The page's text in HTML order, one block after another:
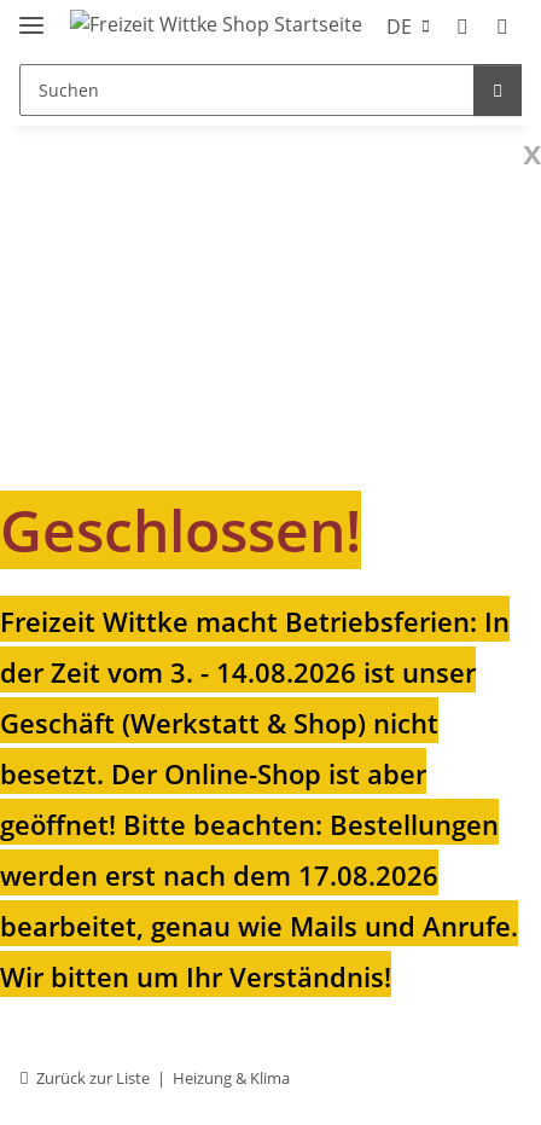
DE
x
Geschlossen!
Freizeit Wittke macht Betriebsferien: In
der Zeit vom 3. - 14.08.2026 ist unser
Geschäft (Werkstatt & Shop) nicht
besetzt. Der Online-Shop ist aber
geöffnet! Bitte beachten: Bestellungen
werden erst nach dem 17.08.2026
bearbeitet, genau wie Mails und Anrufe.
Wir bitten um Ihr Verständnis!
Zurück zur Liste Heizung & Klima